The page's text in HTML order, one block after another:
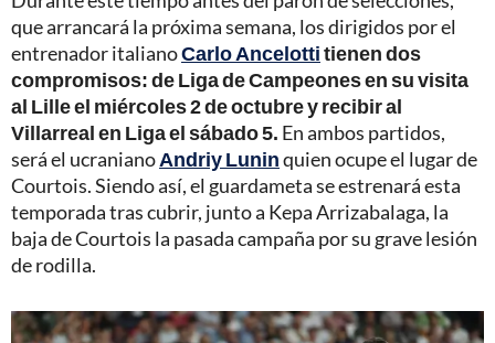
que arrancará la próxima semana, los dirigidos por el
entrenador italianoCarlo Ancelottitienen dos
compromisos: de Liga de Campeones en su visita
al Lille el miércoles 2 de octubre y recibir al
Villarreal en Liga el sábado 5. En ambos partidos,
será el ucranianoAndriy Luninquien ocupe el lugar de
Courtois. Siendo así, el guardameta se estrenará esta
temporada tras cubrir, junto a Kepa Arrizabalaga, la
baja de Courtois la pasada campaña por su grave lesión
de rodilla.